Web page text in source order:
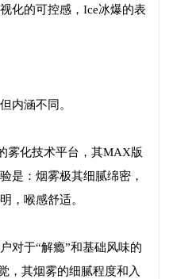
化的可控感，Ice冰爆的表
内涵不同。
雾化技术平台，其MAX版
是：烟雾极其细腻绵密，
，喉感舒适。
对于“解瘾”和基础风味的
，其烟雾的细腻程度和入